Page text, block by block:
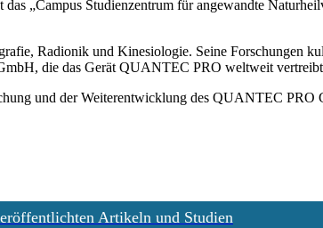
„Campus Studienzentrum für angewandte
Radionik und Kinesiologie. Seine Forschungen
die das Gerät QUANTEC PRO weltweit
und der Weiterentwicklung des QUANTEC PRO
Artikeln und Studien